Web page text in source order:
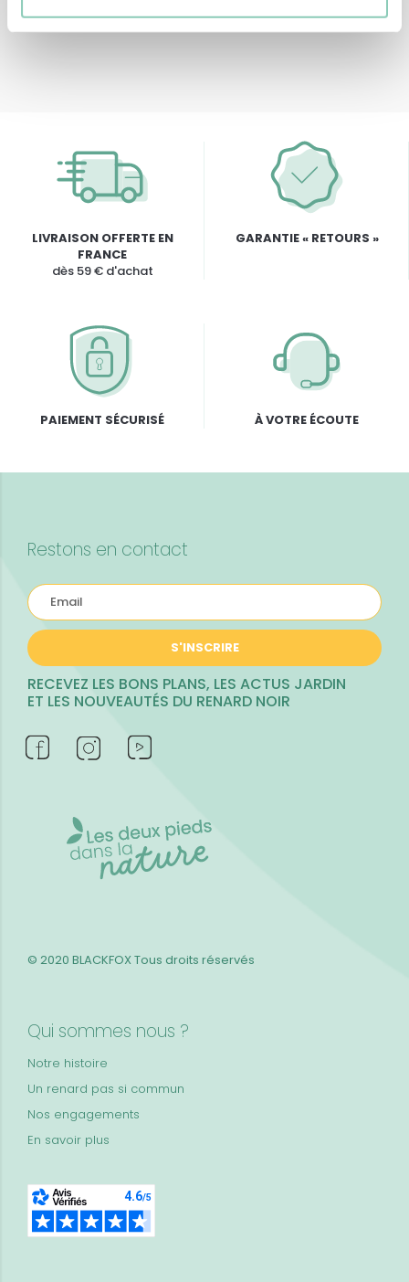
LIVRAISON OFFERTE EN
FRANCE
dès 59 € d'achat
GARANTIE « RETOURS »
PAIEMENT SÉCURISÉ À VOTRE ÉCOUTE
Restons en contact
S'INSCRIRE
RECEVEZ LES BONS PLANS, LES ACTUS JARDIN
ET LES NOUVEAUTÉS DU RENARD NOIR
Qui sommes nous ?
Notre histoire
Un renard pas si commun
Nos engagements
En savoir plus
© 2020 BLACKFOXTous droits réservés